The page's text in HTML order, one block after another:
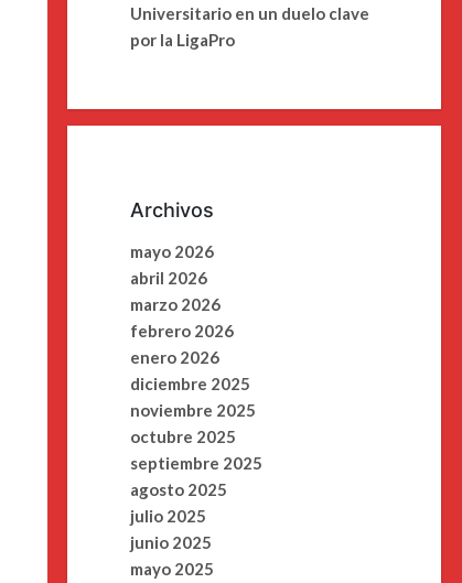
Universitario en un duelo clave
por la LigaPro
Archivos
mayo 2026
abril 2026
marzo 2026
febrero 2026
enero 2026
diciembre 2025
noviembre 2025
octubre 2025
septiembre 2025
agosto 2025
julio 2025
junio 2025
mayo 2025